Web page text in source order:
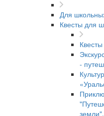
Для
Квесты для
-
земли".